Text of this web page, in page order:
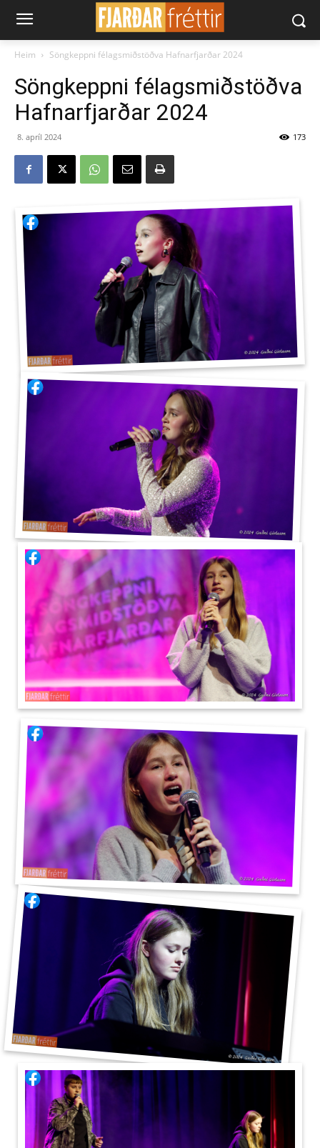
Heim Söngkeppni félagsmiðstöðva Hafnarfjarðar 2024
Söngkeppni félagsmiðstöðva
Hafnarfjarðar 2024
8. apríl 2024 173